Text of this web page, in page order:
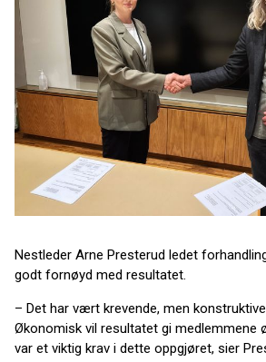
Nestleder Arne Presterud ledet
godt fornøyd med resultatet.
– Det har vært krevende, men
Økonomisk vil resultatet gi medlemmene
var et viktig krav i dette oppgjøret, sier